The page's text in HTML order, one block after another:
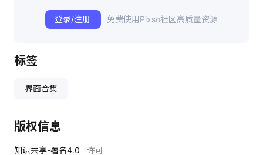
登录/注册 免费使用Pixso社区高质量资源
标签
界面合集
版权信息
知识共享-署名4.0 许可